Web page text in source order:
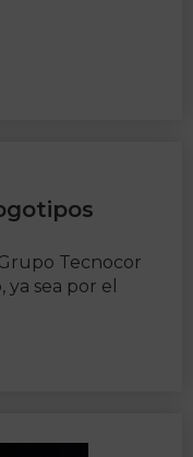
Tecnocor
sea por el